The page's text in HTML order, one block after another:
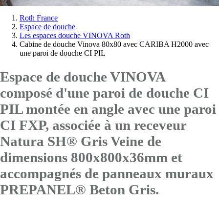
Vous
êtes
Roth France
Espace de douche
Les espaces douche VINOVA Roth
Cabine de douche Vinova 80x80 avec CARIBA H2000 avec
une paroi de douche CI PIL
Espace de douche VINOVA
composé d'une paroi de douche CI
PIL montée en angle avec une paroi
CI FXP, associée à un receveur
Natura SH® Gris Veine de
dimensions 800x800x36mm et
accompagnés de panneaux muraux
PREPANEL® Beton Gris.